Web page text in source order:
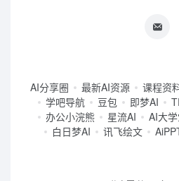
AI分享圈 最新AI资源 课程资
学吧导航
豆包 即梦AI
办公小浣熊
星流AI AI大
白日梦AI
讯飞绘文